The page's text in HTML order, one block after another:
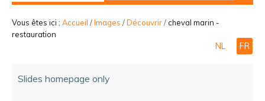
PARTICIPER
Recherche
avancée…
Vous êtes ici : Accueil /Images /Découvrir/ cheval marin -
restauration
NL FR
Slides homepage only